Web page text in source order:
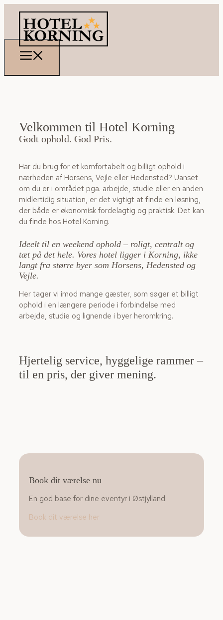
Velkommen til Hotel Korning
Godt ophold. God Pris. ​
Har du brug for et komfortabelt og billigt ophold i
nærheden af Horsens, Vejle eller Hedensted? Uanset
om du er i området pga. arbejde, studie eller en anden
midlertidig situation, er det vigtigt at finde en løsning,
der både er økonomisk fordelagtig og praktisk. Det kan
du finde hos Hotel Korning.
Ideelt til en weekend ophold – roligt, centralt og
tæt på det hele. Vores hotel ligger i Korning, ikke
langt fra større byer som Horsens, Hedensted og
Vejle.
Her tager vi imod mange gæster, som søger et billigt
ophold i en længere periode i forbindelse med
arbejde, studie og lignende i byer heromkring.
Hjertelig service, hyggelige rammer –
til en pris, der giver mening.
Book dit værelse nu
En god base for dine eventyr i Østjylland.
Book dit værelse her